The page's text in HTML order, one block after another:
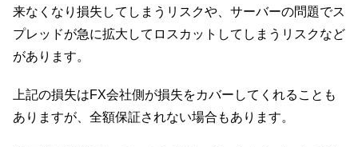
来なくなり損失してしまうリスクや、サーバーの問題でス
プレッドが急に拡大してロスカットしてしまうリスクなど
があります。
上記の損失はFX会社側が損失をカバーしてくれることも
ありますが、全額保証されない場合もあります。